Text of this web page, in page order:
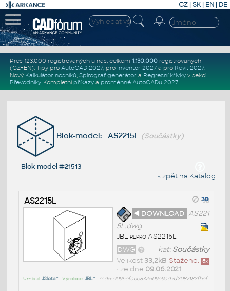
CZ | SK| EN | DE
Přes 123.000 registrovaných u nás, celkem 1.130.000registrovaných
(CZ+EN). Tipy pro AutoCAD 2027, pro Inventor 2027a pro Revit 2027.
Nový Kalkulátor nosníků, Spirograf generátor a Regresní křivkyv sekci
Převodníky. Kompletní příkazya proměnné AutoCADu 2027.
Blok-model: AS2215L (Součástky)
Blok-model #21513
« zpět na Katalog
AS2215L
◄ DOWNLOAD AS221
5L.dwg
JBL repro AS2215L
kat:Součástky
DWG
Staženo: 6x
Velikost33,2kB
• ze dne 09.06.2021
Umístil:JSlota^ • Výrobce:JBL^ • md5: 9096eface832509c9ad7d2087182fbcf